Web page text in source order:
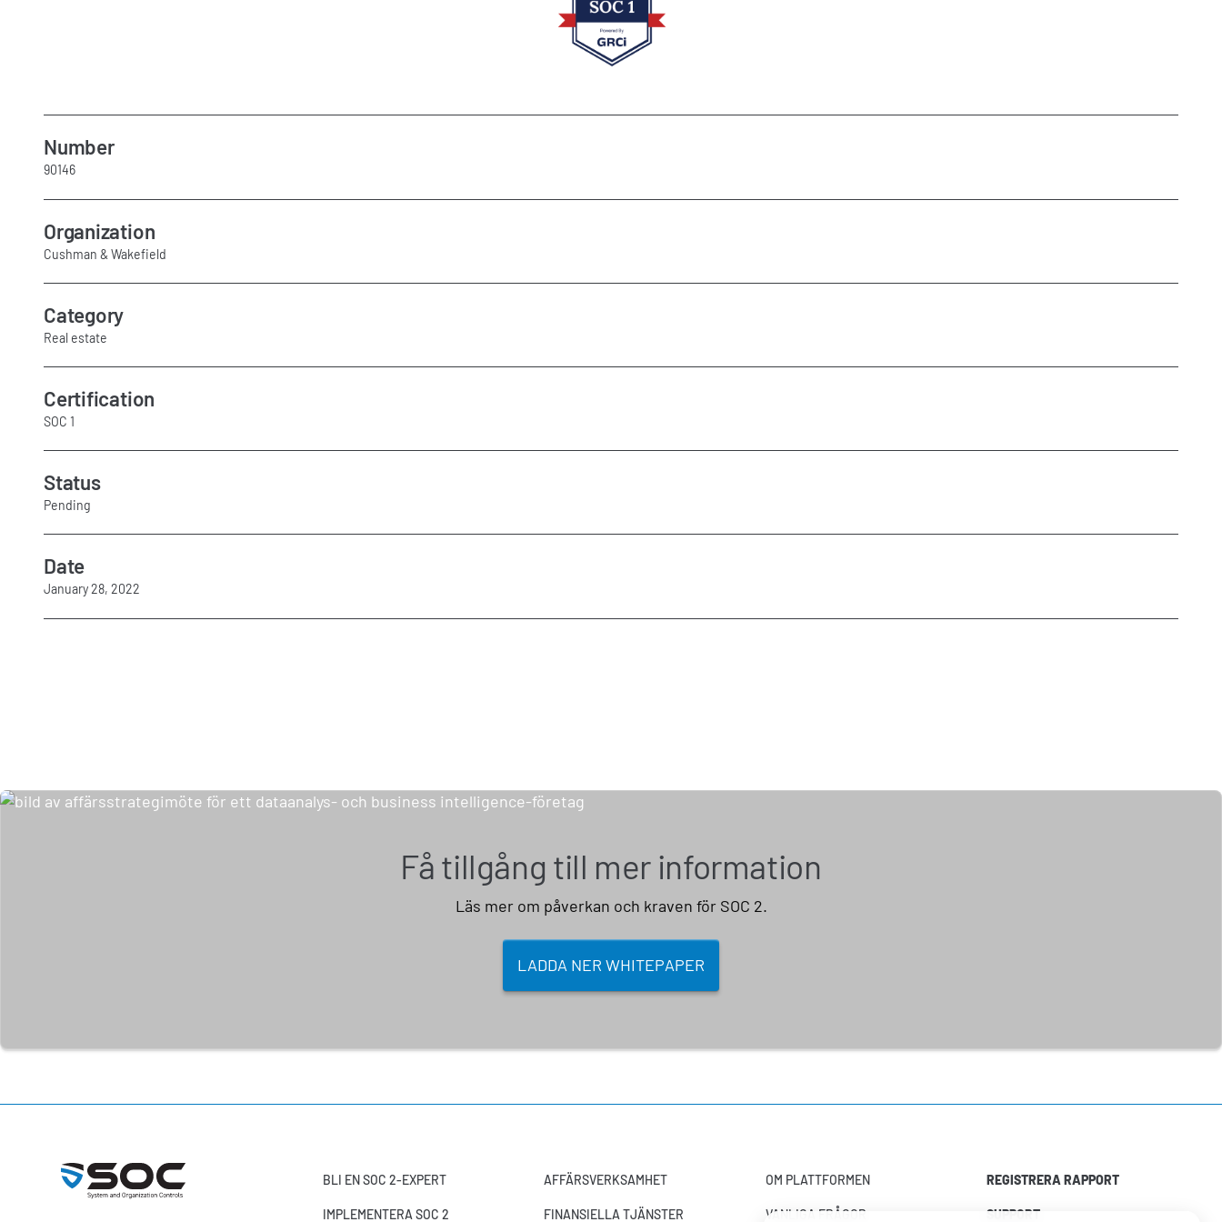
Number
90146
Organization
Cushman & Wakefield
Category
Real estate
Certification
SOC 1
Status
Pending
Date
January 28, 2022
Få tillgång till mer information
Läs mer om påverkan och kraven för SOC 2.
LADDA NER WHITEPAPER
BLI EN SOC 2-EXPERT
IMPLEMENTERA SOC 2
AFFÄRSVERKSAMHET
FINANSIELLA TJÄNSTER
OM PLATTFORMEN
VANLIGA FRÅGOR
REGISTRERA RAPPORT
SUPPORT